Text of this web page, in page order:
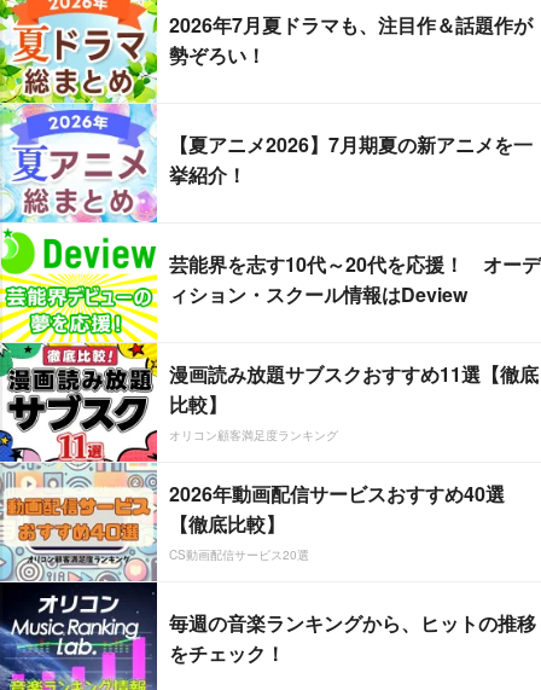
2026年7月夏ドラマも、注目作＆話題作が
勢ぞろい！
【夏アニメ2026】7月期夏の新アニメを一
挙紹介！
芸能界を志す10代～20代を応援！ オーデ
ィション・スクール情報はDeview
漫画読み放題サブスクおすすめ11選【徹底
比較】
オリコン顧客満足度ランキング
2026年動画配信サービスおすすめ40選
【徹底比較】
CS動画配信サービス20選
毎週の音楽ランキングから、ヒットの推移
をチェック！